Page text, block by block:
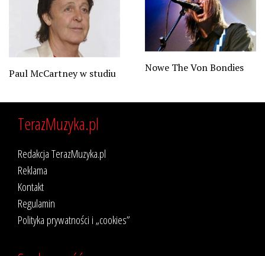
Paul McCartney w studiu Nowe The Von Bondies
TerazMuzyka.pl
Redakcja TerazMuzyka.pl
Reklama
Kontakt
Regulamin
Polityka prywatności i „cookies”